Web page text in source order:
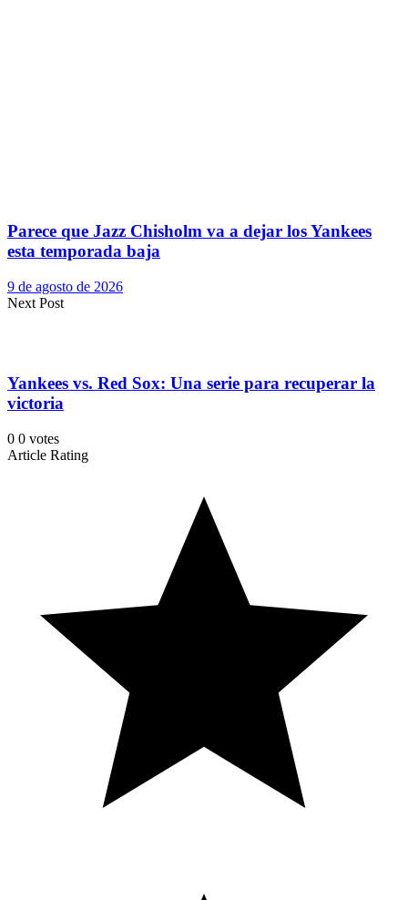
Parece que Jazz Chisholm va a dejar los Yankees
esta temporada baja
9 de agosto de 2026
Next Post
Yankees vs. Red Sox: Una serie para recuperar la
victoria
0 0 votes
Article Rating